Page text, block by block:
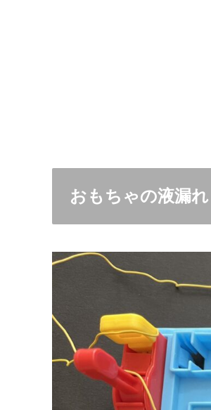
おもちゃの液漏れ